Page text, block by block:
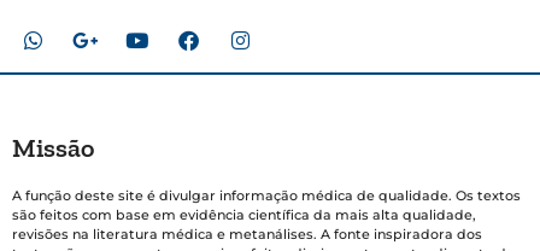
Missão
A função deste site é divulgar informação médica de qualidade. Os textos
são feitos com base em evidência científica da mais alta qualidade,
revisões na literatura médica e metanálises. A fonte inspiradora dos